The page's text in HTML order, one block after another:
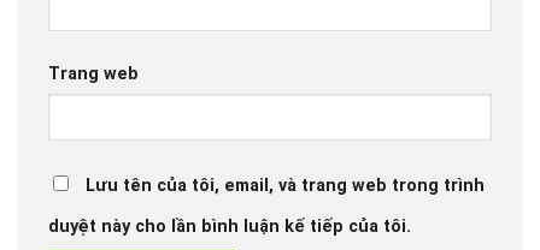
Trang web
Lưu tên của tôi, email, và trang web trong trình
duyệt này cho lần bình luận kế tiếp của tôi.